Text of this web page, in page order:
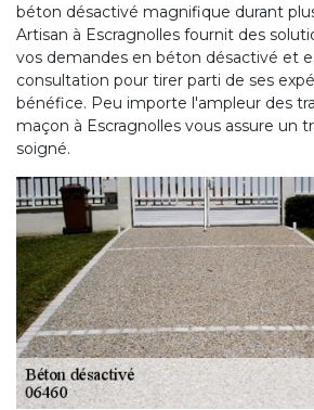
béton désactivé magnifique durant
Artisan à Escragnolles fournit des
vos demandes en béton désactivé et
consultation pour tirer parti de ses
bénéfice. Peu importe l'ampleur des
maçon à Escragnolles vous assure un
soigné.